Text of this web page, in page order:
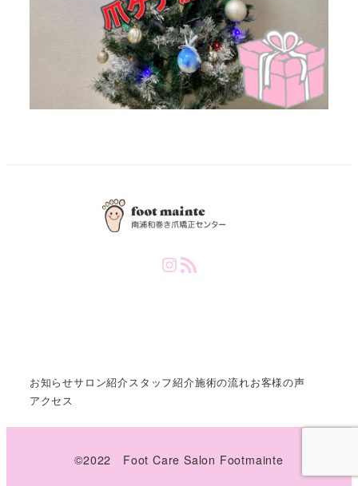
InstagramRSS Feed
お知らせサロン紹介スタッフ紹介施術の流れお客様の声
アクセス
©️2022 Foot Care Salon Footmainte